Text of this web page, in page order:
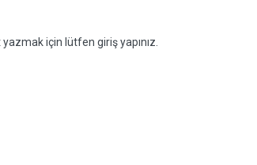
yazmak için lütfen giriş yapınız.